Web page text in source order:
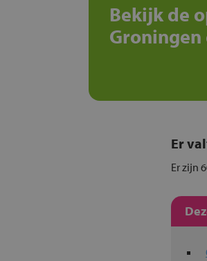
Bekijk de
Groningen
Er
Er zijn